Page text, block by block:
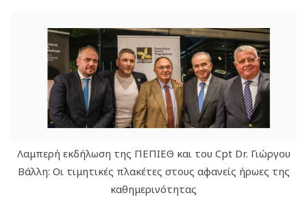
Λαμπερή εκδήλωση της ΠΕΠΙΕΘ και του Cpt Dr. Γιώργου
Βάλλη: Οι τιμητικές πλακέτες στους αφανείς ήρωες της
καθημερινότητας